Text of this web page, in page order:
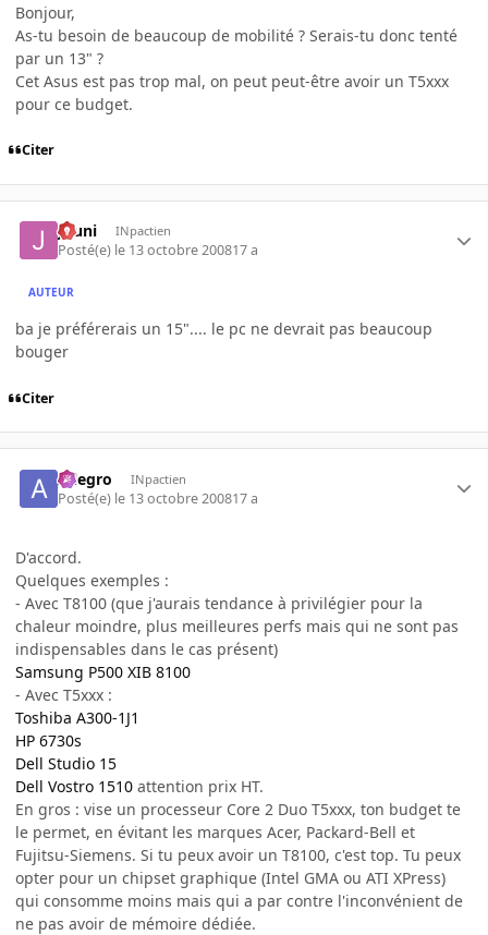
Bonjour,
As-tu besoin de beaucoup de mobilité ? Serais-tu donc tenté
par un 13" ?
Cet Asus est pas trop mal, on peut peut-être avoir un T5xxx
pour ce budget.
Citer
Juuni INpactien
Posté(e) le 13 octobre 200817 a
AUTEUR
ba je préférerais un 15".... le pc ne devrait pas beaucoup
bouger
Citer
Allegro INpactien
Posté(e) le 13 octobre 200817 a
D'accord.
Quelques exemples :
- Avec T8100 (que j'aurais tendance à privilégier pour la
chaleur moindre, plus meilleures perfs mais qui ne sont pas
indispensables dans le cas présent)
Samsung P500 XIB 8100
- Avec T5xxx :
Toshiba A300-1J1
HP 6730s
Dell Studio 15
Dell Vostro 1510 attention prix HT.
En gros : vise un processeur Core 2 Duo T5xxx, ton budget te
le permet, en évitant les marques Acer, Packard-Bell et
Fujitsu-Siemens. Si tu peux avoir un T8100, c'est top. Tu peux
opter pour un chipset graphique (Intel GMA ou ATI XPress)
qui consomme moins mais qui a par contre l'inconvénient de
ne pas avoir de mémoire dédiée.